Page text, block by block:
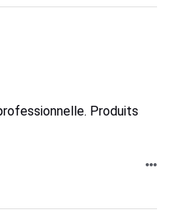
Produits